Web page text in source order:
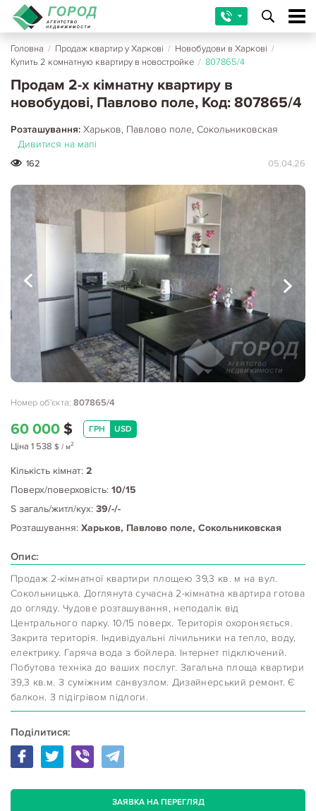
Головна / Продаж квартир у Харкові / Новобудови в Харкові /
Купить 2 комнатную квартиру в новостройке / 807865/4
Продам 2-х кімнатну квартиру в
новобудові, Павлово поле, Код: 807865/4
Розташування: Харьков, Павлово поле, Сокольниковская
Дивитися на мапі
162 05.04.26
Номер об'єкта: 807865/4
60 000 $ ГРН USD
Ціна 1 538 $ / м2
Кількість кімнат: 2
Поверх/поверховість: 10/15
S загаль/житл/кух: 39/-/-
Розташування: Харьков, Павлово поле, Сокольниковская
Опис:
Продаж 2-кімнатної квартири площею 39,3 кв. м на вул.
Сокольницька. Доглянута сучасна 2-кімнатна квартира готова
до огляду. Чудове розташування, неподалік від
Центрального парку. 10/15 поверх. Територія охороняється.
Закрита територія. Індивідуальні лічильники на тепло, воду,
електрику. Гаряча вода з бойлера. Інтернет підключений.
Побутова техніка до ваших послуг. Загальна площа квартири
39,3 кв.м. З суміжним санвузлом. Дизайнерський ремонт. Є
балкон. З підігрівом підлоги.
Поділитися:
ЗАЯВКА НА ПЕРЕГЛЯД